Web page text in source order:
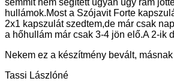
hullámok.Most a Szójavit Forte
2x1 kapszulát szedtem,de már csak
a hőhullám már csak 3-4 jön elő.A 2-ik
Nekem ez a készítmény bevált,
Tassi Lászlóné